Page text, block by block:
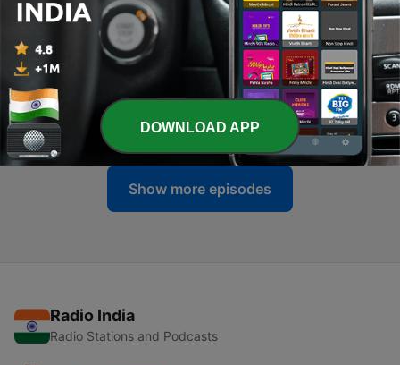
Sat, 5 Apr 2014 23:01:59 +0800
65 - 跨界第十七期【特约嘉宾妖妖】
Thu, 3 Apr 2014 21:14:20 +0800
64 - 跨界第三十四期【萤火虫奇妙夜】
30 Apr 2014
Show more episodes
Radio India
Radio Stations and Podcasts
DOWNLOAD APP